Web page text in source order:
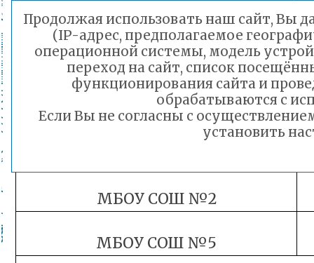
МБОУ СОШ №26
МБОУ СОШ №6
Группа
МБОУ СОШ №2
МБОУ СОШ №5
Продолжая использовать наш сайт, Вы
(IP-адрес, предполагаемое
операционной системы, модель
переход на сайт, список
функционирования сайта и
обрабатываются с
Если Вы не согласны с
установить